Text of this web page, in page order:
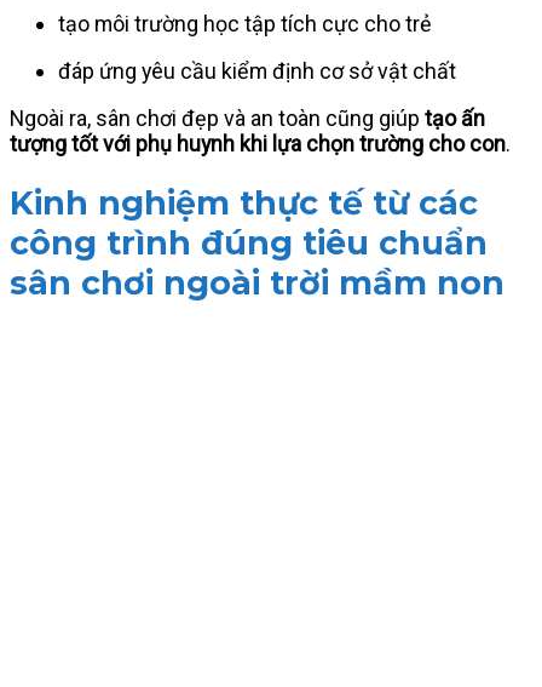
tạo môi trường học tập tích cực cho trẻ
đáp ứng yêu cầu kiểm định cơ sở vật chất
Ngoài ra, sân chơi đẹp và an toàn cũng giúp tạo ấn
tượng tốt với phụ huynh khi lựa chọn trường cho con.
Kinh nghiệm thực tế từ các
công trình đúng tiêu chuẩn
sân chơi ngoài trời mầm non